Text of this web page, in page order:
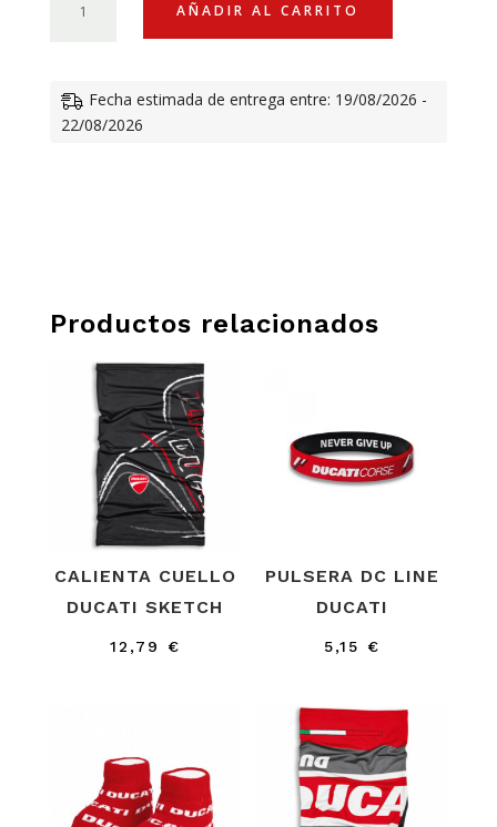
DUCATIANA
AÑADIR AL CARRITO
Fecha estimada de entrega entre: 19/08/2026 -
22/08/2026
Productos relacionados
CALIENTA CUELLO
DUCATI SKETCH
12,79 €
PULSERA DC LINE
DUCATI
5,15 €